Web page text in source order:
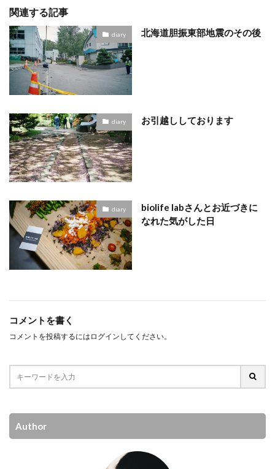
関連する記事
diary 北海道胆振東部地震のその後
diary お引越ししております
diary
biolife labさんとお近づきに
なれた気がした日
コメントを書く
コメントを投稿するには ログイン してください。
Author